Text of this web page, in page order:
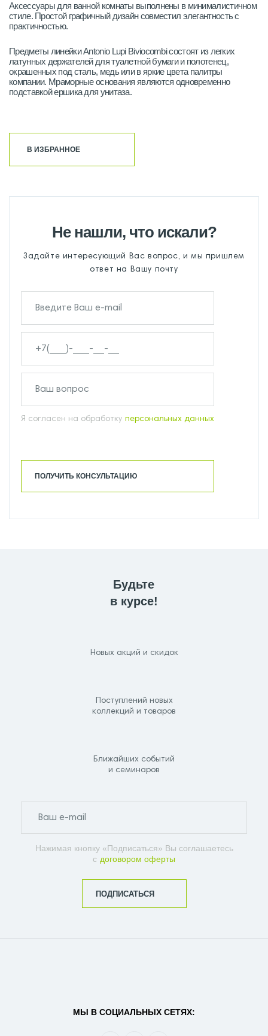
Аксессуары для ванной комнаты выполнены в минималистичном
стиле. Простой графичный дизайн совместил элегантность с
практичностью.
Предметы линейки Antonio Lupi Biviocombi состоят из легких
латунных держателей для туалетной бумаги и полотенец,
окрашенных под сталь, медь или в яркие цвета палитры
компании. Мраморные основания являются одновременно
подставкой ершика для унитаза.
В ИЗБРАННОЕ
Не нашли, что искали?
Задайте интересующий Вас вопрос, и мы пришлем
ответ на Вашу почту
Я согласен на обработку персональных данных
ПОЛУЧИТЬ КОНСУЛЬТАЦИЮ
Будьте
в курсе!
Новых акций и скидок
Поступлений новых
коллекций и товаров
Ближайших событий
и семинаров
Нажимая кнопку «Подписаться» Вы соглашаетесь
с договором оферты
ПОДПИСАТЬСЯ
МЫ В СОЦИАЛЬНЫХ СЕТЯХ: